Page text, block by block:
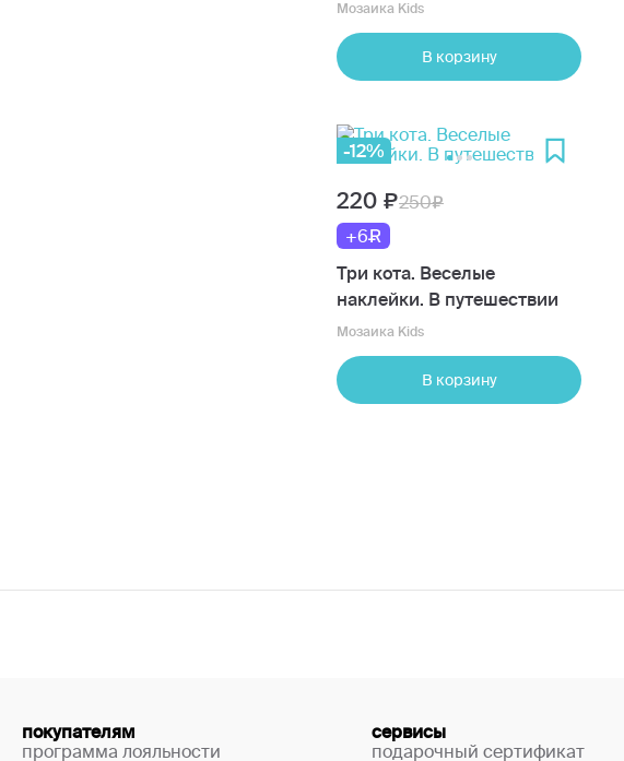
Мозаика Kids
В корзину
-12%
220
250
+6
Три кота. Веселые
наклейки. В путешествии
Мозаика Kids
В корзину
покупателям
программа лояльности
сервисы
подарочный сертификат